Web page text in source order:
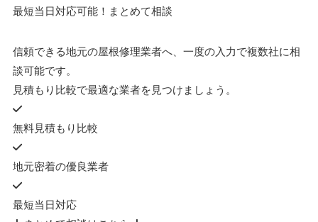
最短当日対応可能！まとめて相談
信頼できる地元の屋根修理業者へ、一度の入力で複数社に相
談可能です。
見積もり比較で最適な業者を見つけましょう。
無料見積もり比較
地元密着の優良業者
最短当日対応